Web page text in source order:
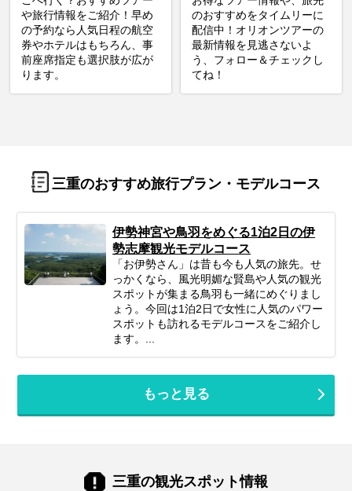
や旅行情報をご紹介！早め
の予約なら人気日程の航空
券やホテルはもちろん、事
前座席指定も選択肢が広が
ります。
のおすすめをタイムリーに
配信中！オリオンツアーの
最新情報を見逃さないよ
う、フォロー＆チェックし
てね！
三重のおすすめ旅行プラン・モデルコース
伊勢神宮や鳥羽をめぐる1泊2日の伊
勢志摩観光モデルコース
「お伊勢さん」は昔も今も人気の旅先。せ
っかくなら、風光明媚な賢島や人気の観光
スポットが集まる鳥羽も一緒にめぐりまし
ょう。今回は1泊2日で女性に人気のパワー
スポットも訪れるモデルコースをご紹介し
ます。...
もっと見る
三重の観光スポット情報